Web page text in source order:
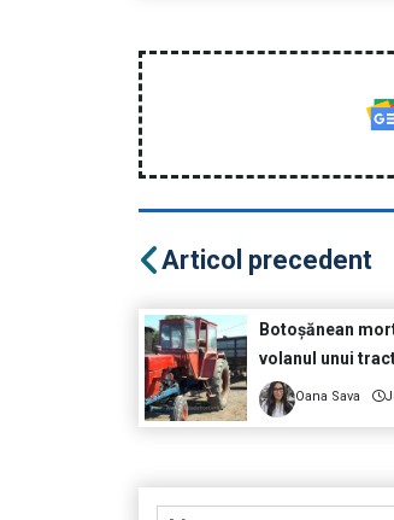
Articol precedent
Botoșănean
volanul unui
Oana Sava